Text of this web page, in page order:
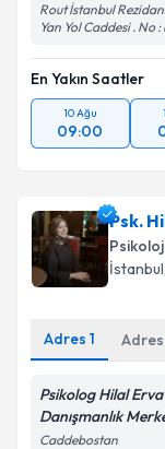
Rout İstanbul
Yan Yol Caddesi . No :
En Yakın Saatler
10 Ağu
09:00
Psk.
İstanbul
Adres 1 Adres
Psikolog Hilal
Danışmanlık
Caddebostan